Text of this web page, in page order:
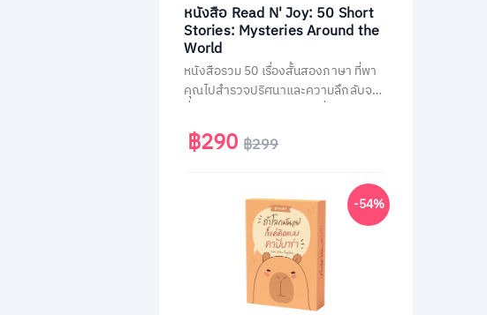
หนังสือ Read N' Joy: 50 Short
Stories: Mysteries Around the
World
หนังสือรวม 50 เรื่องสั้นสองภาษา ที่พา
คุณไปสำรวจปริศนาและความลึกลับจาก
และสามเหลี่ยมเบอร์มิวด้า อ่านง่าย จบใน
หน้าเดียว พร้อม QR Code ฟังเสียง
1,500 คำ ช่วยพัฒนาทักษะอ่าน-ฟัง
ภาษาอังกฤษได้อย่างสนุกสนาน เหมาะ
สำหรับผู้ที่ชอบเรื่องลึกลับและต้องการ
ฝึกภาษาในเวลาเดียวกัน
฿290฿299
-54%